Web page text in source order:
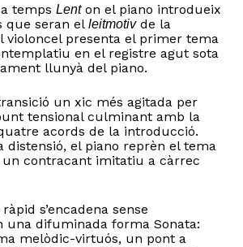
a temps Lenton el piano introdueix
que seran el leitmotivde la
violoncel presenta el primer tema
en el registre agut sota
llunyà del piano.
un xic més agitada per
tensional culminant amb la
acords de la introducció.
distensió, el piano reprèn el tema
un contracant imitatiu a càrrec
s’encadena sense
una difuminada forma Sonata:
melòdic-virtuós, un pont a